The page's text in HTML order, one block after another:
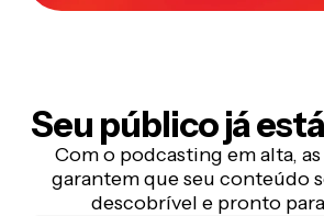
Seu públicojá
Com o podcasting em alta,
garantem que seu conteúdo
descobrível e pronto